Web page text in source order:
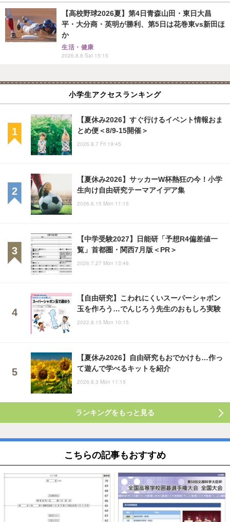
【高校野球2026夏】第4日青森山田・東日大昌
平・大分商・英明が勝利、第5日は花巻東vs新田ほ
か
生活・健康
2026.8.8 Sat 15:15
小学生アクセスランキング
【夏休み2026】すぐ行けるイベント情報おま
とめ便＜8/9-15開催＞
2026.8.7 Fri 19:45
【夏休み2026】サッカーW杯熱狂の今！小学
生向け自由研究テーマアイデア集
2026.6.15 Mon 11:15
【中学受験2027】日能研「予想R4偏差値一
覧」首都圏・関西7月版＜PR＞
2026.7.27 Mon 13:46
【自由研究】こわれにくいスーパーシャボン
玉を作ろう…でんじろう先生のおもしろ実験
2022.8.15 Mon 10:15
【夏休み2026】自由研究もおでかけも…作っ
て遊んで学べるキットを紹介
2026.8.3 Mon 11:15
ランキングをもっと見る
こちらの記事もおすすめ